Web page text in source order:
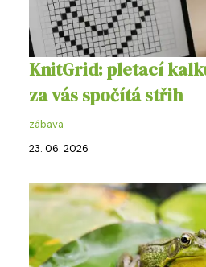
KnitGrid: pletací
za vás spočítá střih
zábava
23. 06. 2026